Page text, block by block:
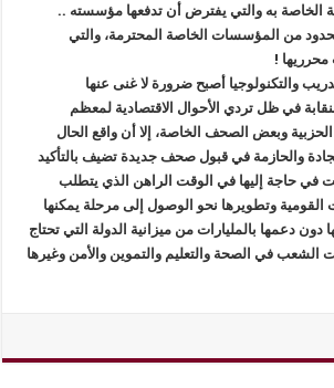
الخاصة به والتي يفترض أن تدفعها مؤسسته ..
من المؤسسات الخاصة المحترمة، والتي
!
والتكنولوجيا أصبح ضرورة لا غنى عنها
في ظل تردي الأحوال الاقتصادية لمعظم
وبعض الصحف الخاصة، إلا أن واقع الحال
والحازمة في قبول صحف جديدة تضيف بالتأكيد
في حاجة إليها في الوقت الراهن الذي يتطلب
وتطويرها نحو الوصول إلى مرحلة يمكنها
دعمها بالمليارات من ميزانية الدولة التي تحتاج
الشعب في الصحة والتعليم والتموين والأمن وغيرها